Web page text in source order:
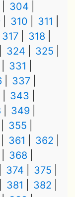
304
310
311
317
318
324
325
331
337
343
349
355
361
362
368
374
375
381
382